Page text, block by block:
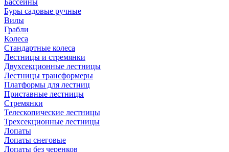
Бассейны
Буры садовые ручные
Вилы
Грабли
Колеса
Стандартные колеса
Лестницы и стремянки
Двухсекционные лестницы
Лестницы трансформеры
Платформы для лестниц
Приставные лестницы
Стремянки
Телескопические лестницы
Трехсекционные лестницы
Лопаты
Лопаты снеговые
Лопаты без черенков